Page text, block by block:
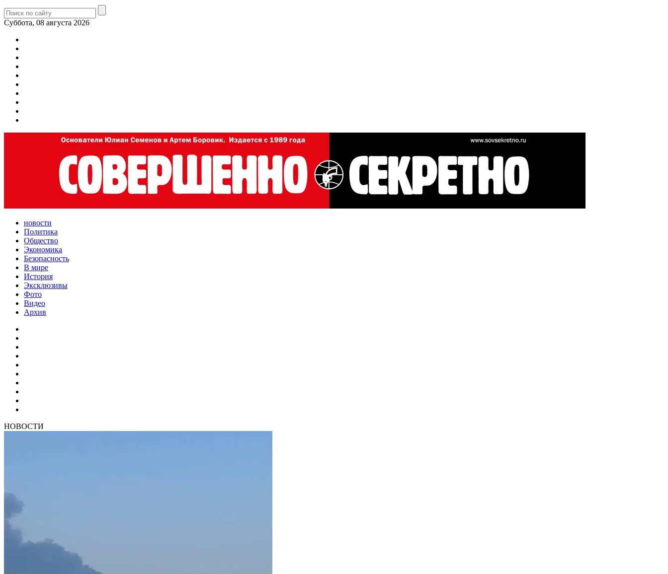
Суббота, 08 августа 2026
новости
Политика
Общество
Экономика
Безопасность
В мире
История
Эксклюзивы
Фото
Видео
Архив
НОВОСТИ